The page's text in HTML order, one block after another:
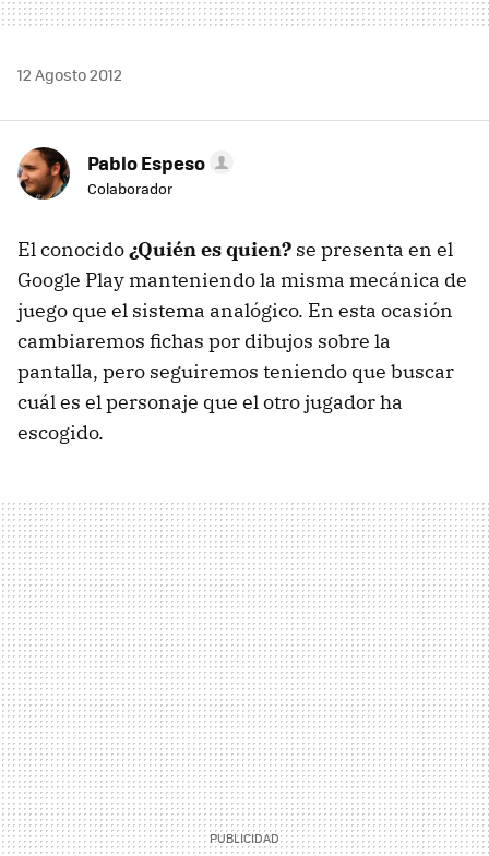
12 Agosto 2012
Pablo Espeso
Colaborador
El conocido¿Quién es quien? se presenta en el
Google Play manteniendo la misma mecánica de
juego que el sistema analógico. En esta ocasión
cambiaremos fichas por dibujos sobre la
pantalla, pero seguiremos teniendo que buscar
cuál es el personaje que el otro jugador ha
escogido.